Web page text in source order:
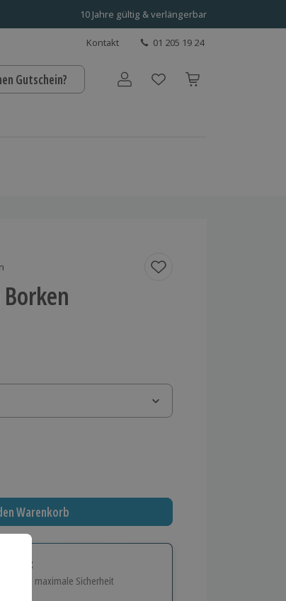
10 Jahre gültig & verlängerbar
Kontakt 01 205 19 24
Gutschein? Benutzerkonto
Warenkorb
und maximale Sicherheit